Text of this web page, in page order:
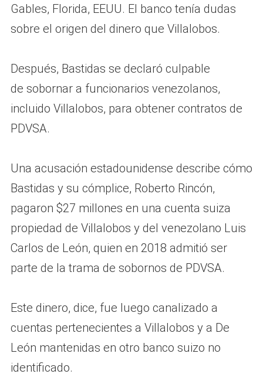
Gables, Florida, EEUU. El banco tenía dudas
sobre el origen del dinero que Villalobos.
Después, Bastidas se declaró culpable
de sobornar a funcionarios venezolanos,
incluido Villalobos, para obtener contratos de
PDVSA.
Una acusación estadounidense describe cómo
Bastidas y su cómplice, Roberto Rincón,
pagaron $27 millones en una cuenta suiza
propiedad de Villalobos y del venezolano Luis
Carlos de León, quien en 2018 admitió ser
parte de la trama de sobornos de PDVSA.
Este dinero, dice, fue luego canalizado a
cuentas pertenecientes a Villalobos y a De
León mantenidas en otro banco suizo no
identificado.